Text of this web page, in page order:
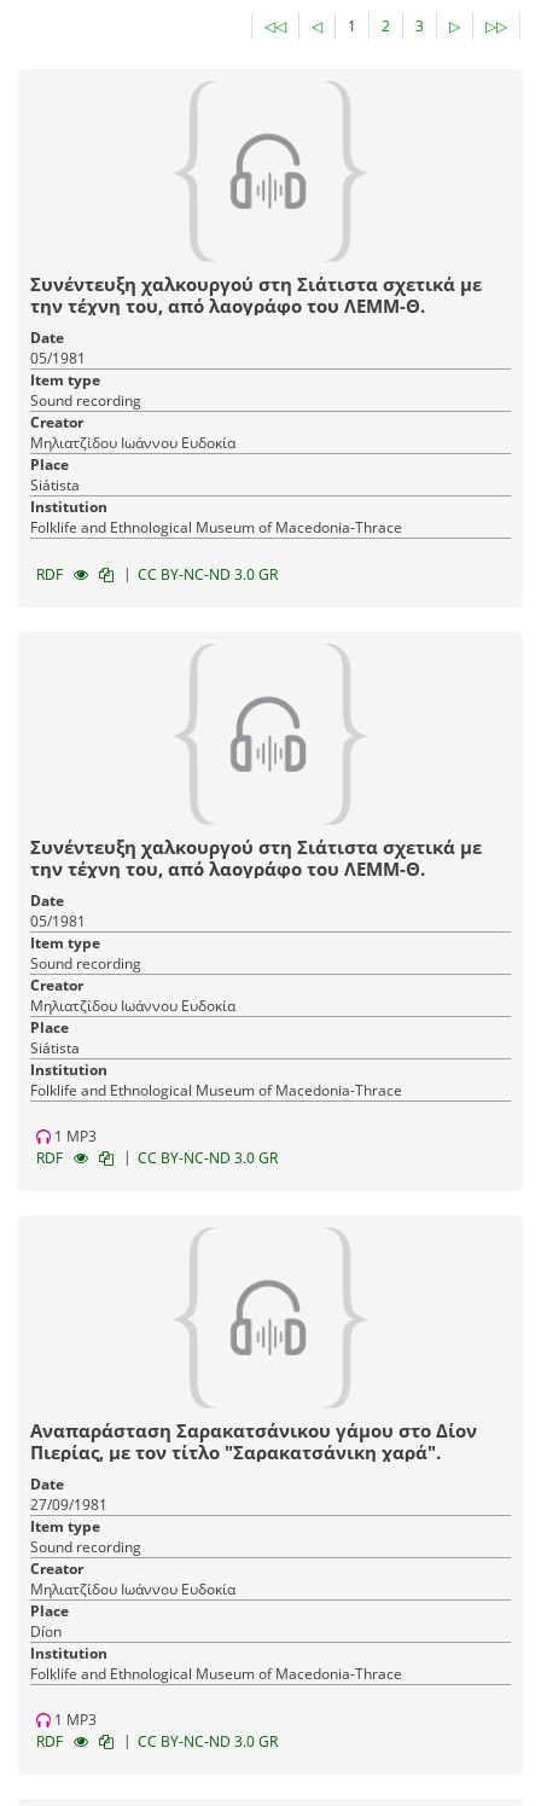
◁◁ ◁ 1 2 3 ▷ ▷▷
Συνέντευξη χαλκουργού στη Σιάτιστα σχετικά με
την τέχνη του, από λαογράφο του ΛΕΜΜ-Θ.
Date
05/1981
Item type
Sound recording
Creator
Μηλιατζίδου Ιωάννου Ευδοκία
Place
Siátista
Institution
Fοlklife and Ethnological Museum of Macedonia-Thrace
RDF | CC BY-NC-ND 3.0 GR
Συνέντευξη χαλκουργού στη Σιάτιστα σχετικά με
την τέχνη του, από λαογράφο του ΛΕΜΜ-Θ.
Date
05/1981
Item type
Sound recording
Creator
Μηλιατζίδου Ιωάννου Ευδοκία
Place
Siátista
Institution
Fοlklife and Ethnological Museum of Macedonia-Thrace
1 MP3
RDF
| CC BY-NC-ND 3.0 GR
Αναπαράσταση Σαρακατσάνικου γάμου στο Δίον
Πιερίας, με τον τίτλο "Σαρακατσάνικη χαρά".
Date
27/09/1981
Item type
Sound recording
Creator
Μηλιατζίδου Ιωάννου Ευδοκία
Place
Díon
Institution
Fοlklife and Ethnological Museum of Macedonia-Thrace
1 MP3
RDF
| CC BY-NC-ND 3.0 GR